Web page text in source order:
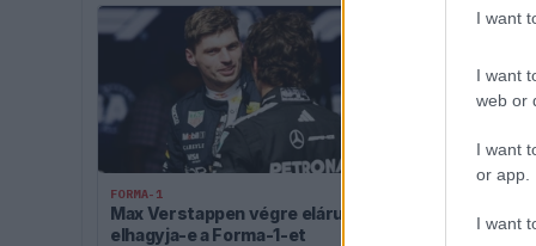
I want
I want
web or
I want
or app.
I want
FORMA-1
Max Verstappen végre elárulta,
elhagyja-e a Forma-1-et
hallgatta